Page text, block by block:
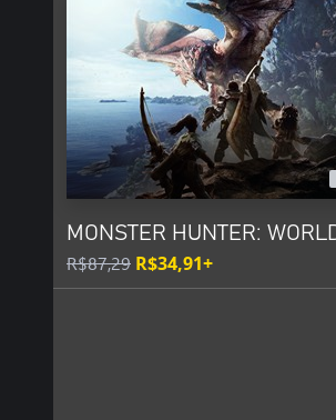
MONSTER HUNTER:
R$87,29 R$34,91+